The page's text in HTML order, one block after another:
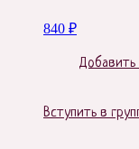
840 ₽
Добавить
Вступить в